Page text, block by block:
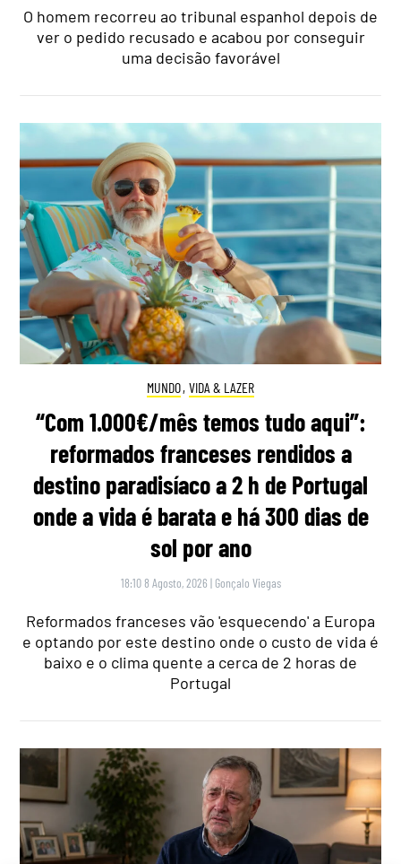
O homem recorreu ao tribunal espanhol depois de
ver o pedido recusado e acabou por conseguir
uma decisão favorável
MUNDO, VIDA & LAZER
“Com 1.000€/mês temos tudo aqui”:
reformados franceses rendidos a
destino paradisíaco a 2 h de Portugal
onde a vida é barata e há 300 dias de
sol por ano
18:10 8 Agosto, 2026 | Gonçalo Viegas
Reformados franceses vão 'esquecendo' a Europa
e optando por este destino onde o custo de vida é
baixo e o clima quente a cerca de 2 horas de
Portugal